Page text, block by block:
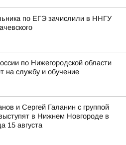
по ЕГЭ зачислили в ННГУ
по Нижегородской области
на службу и обучение
и Сергей Галанин с группой
в Нижнем Новгороде в
15 августа